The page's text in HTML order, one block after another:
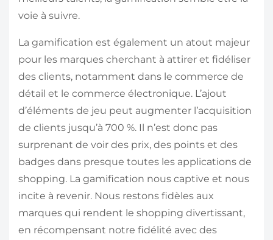
voie à suivre.
La gamification est également un atout majeur
pour les marques cherchant à attirer et fidéliser
des clients, notamment dans le commerce de
détail et le commerce électronique. L’ajout
d’éléments de jeu peut augmenter l’acquisition
de clients jusqu’à 700 %. Il n’est donc pas
surprenant de voir des prix, des points et des
badges dans presque toutes les applications de
shopping. La gamification nous captive et nous
incite à revenir. Nous restons fidèles aux
marques qui rendent le shopping divertissant,
en récompensant notre fidélité avec des